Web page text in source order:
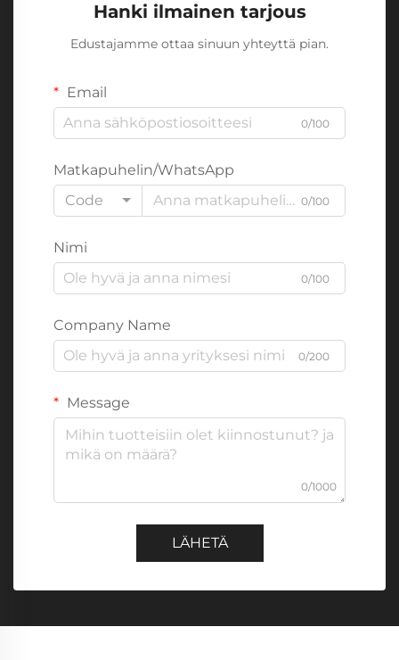
Hanki ilmainen tarjous
Edustajamme ottaa sinuun yhteyttä pian.
Email
0/100
Matkapuhelin/WhatsApp
Code
0/100
Nimi
0/100
Company Name
0/200
Message
0/1000
LÄHETÄ